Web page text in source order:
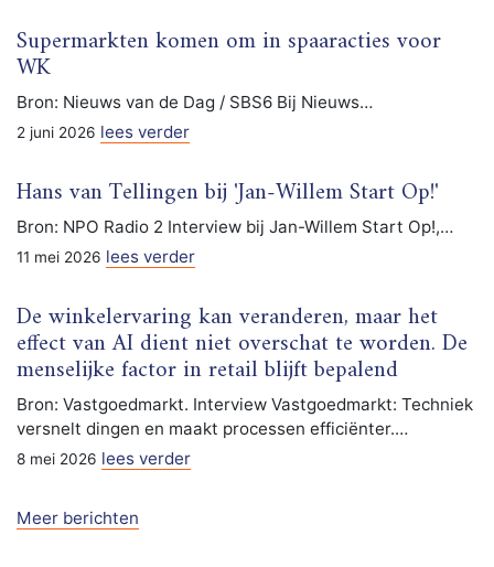
Supermarkten komen om in spaaracties voor
WK
Bron: Nieuws van de Dag / SBS6 Bij Nieuws…
2 juni 2026 lees verder
Hans van Tellingen bij 'Jan-Willem Start Op!'
Bron: NPO Radio 2 Interview bij Jan-Willem Start Op!,…
11 mei 2026 lees verder
De winkelervaring kan veranderen, maar het
effect van AI dient niet overschat te worden. De
menselijke factor in retail blijft bepalend
Bron: Vastgoedmarkt. Interview Vastgoedmarkt: Techniek
versnelt dingen en maakt processen efficiënter.…
8 mei 2026 lees verder
Meer berichten